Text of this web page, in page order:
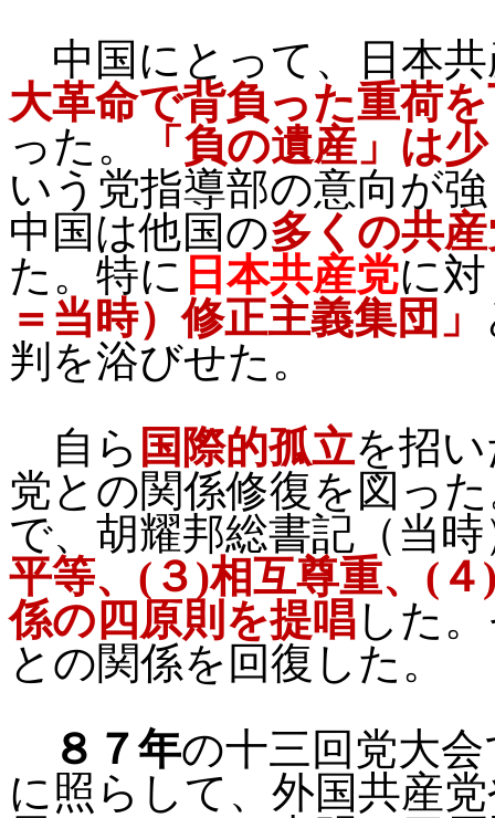
中国にとって、日本
大革命で背負った重荷
った。
「負の遺産」は
いう党指導部の意向が
中国は他国の多くの共
た。特に 日本共産党に
＝当時）修正主義集団」
判を浴びせた。
自ら 国際的孤立を招
党との関係修復を図っ
で、胡耀邦総書記（当
平等、 ( ３)相互尊重、 ( ４
係の四原則を提唱した
との関係を回復した。
８７年の十三回党大
に照らして、外国共産